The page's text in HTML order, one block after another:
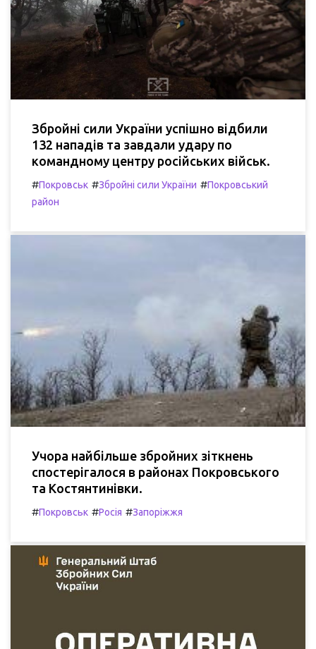
Збройні сили України успішно відбили
132 нападів та завдали удару по
командному центру російських військ.
#Покровськ #Збройні сили України #Покровський
район
Учора найбільше збройних зіткнень
спостерігалося в районах Покровського
та Костянтинівки.
#Покровськ #Росія #Запоріжжя